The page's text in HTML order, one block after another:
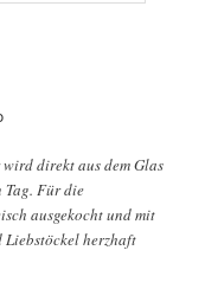
direkt aus dem Glas
Tag. Für die
ausgekocht und mit
herzhaft